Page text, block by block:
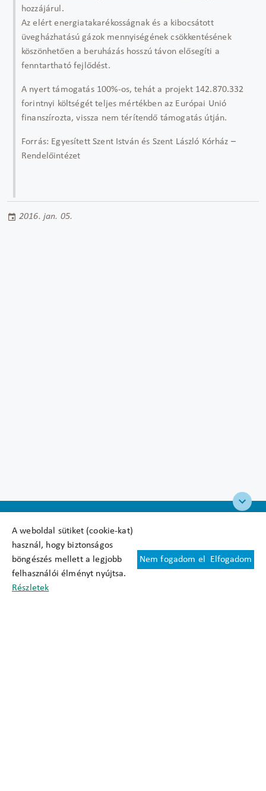
A weboldal sütiket (cookie-kat)
használ, hogy biztonságos
böngészés mellett a legjobb
felhasználói élményt nyújtsa.
Részletek
Nem fogadom el Elfogadom
hozzájárul.
Az elért energiatakarékosságnak és a kibocsátott
üvegházhatású gázok mennyiségének csökkentésének
köszönhetően a beruházás hosszú távon elősegíti a
fenntartható fejlődést.
A nyert támogatás 100%-os, tehát a projekt 142.870.332
forintnyi költségét teljes mértékben az Európai Unió
finanszírozta, vissza nem térítendő támogatás útján.
Forrás: Egyesített Szent István és Szent László Kórház –
Rendelőintézet
2016. jan. 05.
Felhasználási feltételek